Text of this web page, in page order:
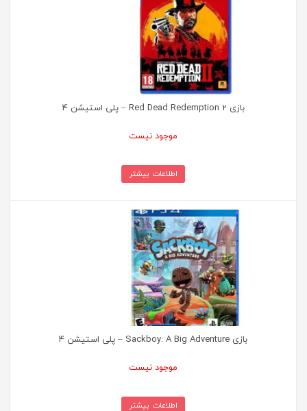
بازی Red Dead Redemption 2 – پلی استیشن ۴
موجود نیست
اطلاعات بیشتر
بازی Sackboy: A Big Adventure – پلی استیشن ۴
موجود نیست
اطلاعات بیشتر